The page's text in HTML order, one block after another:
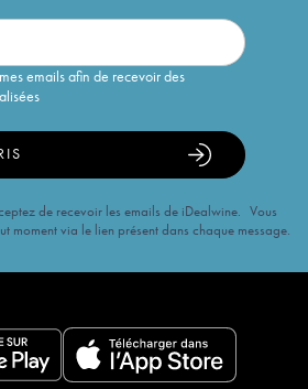
emails afin de recevoir des
de recevoir les emails de iDealwine. Vous
moment via le lien présent dans chaque message.